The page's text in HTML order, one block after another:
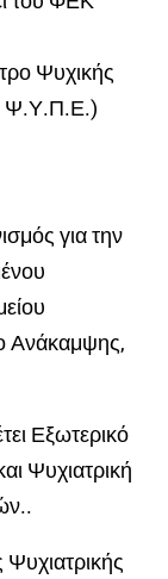
Ψυχικής
Ψ.Υ.Π.Ε.)
για την
Ανάκαμψης,
Εξωτερικό
Ψυχιατρική
Ψυχιατρικής